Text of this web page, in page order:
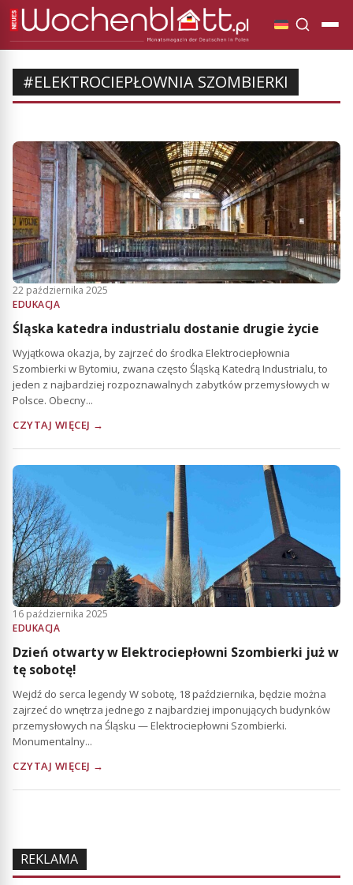
#ELEKTROCIEPŁOWNIA SZOMBIERKI
22 października 2025
EDUKACJA
Śląska katedra industrialu dostanie drugie życie
Wyjątkowa okazja, by zajrzeć do środka Elektrociepłownia
Szombierki w Bytomiu, zwana często Śląską Katedrą Industrialu, to
jeden z najbardziej rozpoznawalnych zabytków przemysłowych w
Polsce. Obecny...
CZYTAJ WIĘCEJ →
16 października 2025
EDUKACJA
Dzień otwarty w Elektrociepłowni Szombierki już w
tę sobotę!
Wejdź do serca legendy W sobotę, 18 października, będzie można
zajrzeć do wnętrza jednego z najbardziej imponujących budynków
przemysłowych na Śląsku — Elektrociepłowni Szombierki.
Monumentalny...
CZYTAJ WIĘCEJ →
REKLAMA